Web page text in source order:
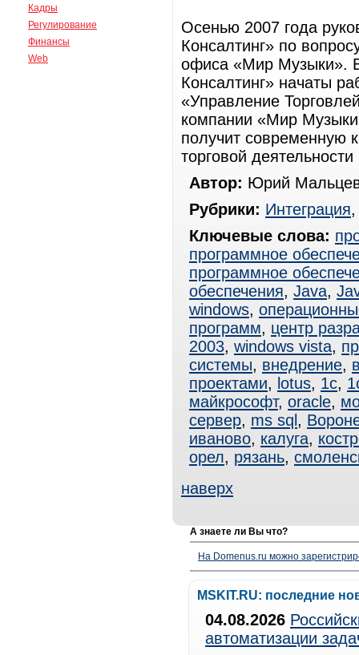
Кадры
Регулирование
Финансы
Web
Осенью 2007 года
Консалтинг» по
офиса «Мир Музыки».
Консалтинг» начаты
«Управление
компании «Мир
получит современную
торговой
Автор: Юрий
Рубрики: Интеграция
Ключевые слова:
программное
программное
обеспечения, Java,
windows,
программ, центр
2003, windows vista,
системы, внедрение,
проектами, lotus, 1с,
майкрософт, oracle,
сервер, ms sql ,
иваново, калуга,
орел, рязань,
наверх
А знаете ли Вы что?
На Domenus.ru можно
MSKIT.RU: последние
04.08.2026
автоматизации